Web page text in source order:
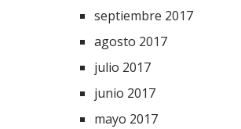
septiembre 2017
agosto 2017
julio 2017
junio 2017
mayo 2017